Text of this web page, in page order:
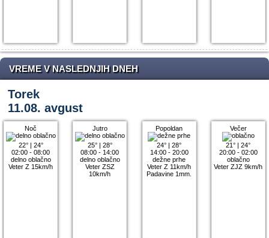
VREME V NASLEDNJIH DNEH
Torek
11.08. avgust
Noč
22°| 24°
02:00 - 08:00
delno oblačno
Veter Z 15km/h
Jutro
25°| 28°
08:00 - 14:00
delno oblačno
Veter ZSZ
10km/h
Popoldan
24° |28°
14:00 - 20:00
dežne prhe
Veter Z 11km/h
Padavine 1mm.
Večer
21° |24°
20:00 - 02:00
oblačno
Veter ZJZ 9km/h